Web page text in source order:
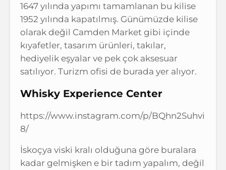
1647 yılında yapımı tamamlanan bu kilise
1952 yılında kapatılmış. Günümüzde kilise
olarak değil Camden Market gibi içinde
kıyafetler, tasarım ürünleri, takılar,
hediyelik eşyalar ve pek çok aksesuar
satılıyor. Turizm ofisi de burada yer alıyor.
Whisky Experience Center
https://www.instagram.com/p/BQhn2Suhvi
8/
İskoçya viski kralı olduğuna göre buralara
kadar gelmişken e bir tadım yapalım, değil